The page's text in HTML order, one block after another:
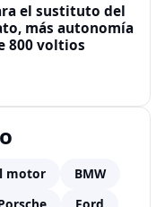
el sustituto del
más autonomía
800 voltios
motor
BMW